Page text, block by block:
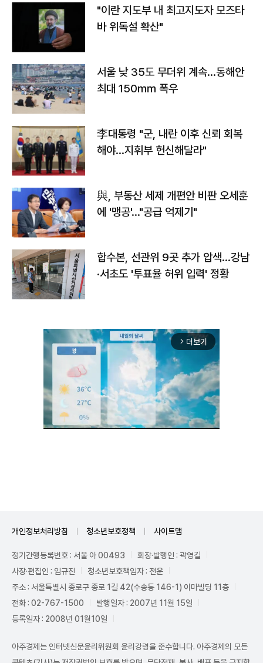
"이란 지도부 내 최고지도자 모즈타
바 위독설 확산"
서울 낮 35도 무더위 계속…동해안
최대 150㎜ 폭우
李대통령 "군, 내란 이후 신뢰 회복
해야…지휘부 헌신해달라"
與, 부동산 세제 개편안 비판 오세훈
에 '맹공'…"공급 억제기"
합수본, 선관위 9곳 추가 압색…강남
·서초도 '투표율 허위 입력' 정황
arrow_forward_ios 더보기
개인정보처리방침 청소년보호정책 사이트맵
정기간행등록번호 : 서울 아 00493
회장·발행인 : 곽영길
사장·편집인 : 임규진
청소년보호책임자 : 전운
주소 : 서울특별시 종로구 종로 1길 42(수송동 146-1) 이마빌딩 11층
전화 : 02-767-1500
발행일자 : 2007년 11월 15일
등록일자 : 2008년 01월10일
아주경제는 인터넷신문윤리위원회 윤리강령을 준수합니다. 아주경제의 모든